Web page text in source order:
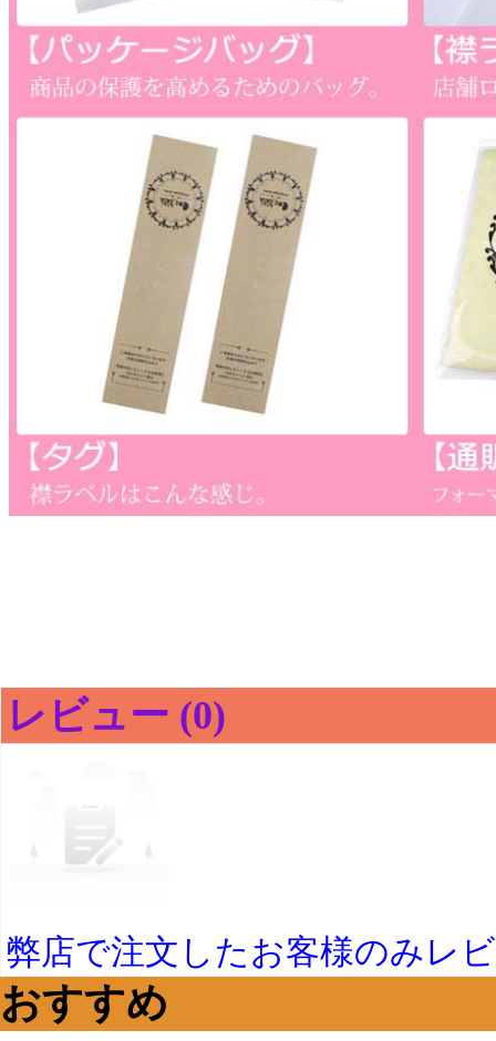
レビュー (0)
弊店で注文したお客様のみレ
おすすめ